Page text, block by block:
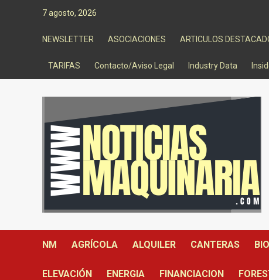
7 agosto, 2026
NEWSLETTER ASOCIACIONES ARTICULOS
TARIFAS Contacto/Aviso Legal Industry Data
NM AGRÍCOLA ALQUILER CANTERAS
ELEVACIÓN ENERGIA FINANCIACION